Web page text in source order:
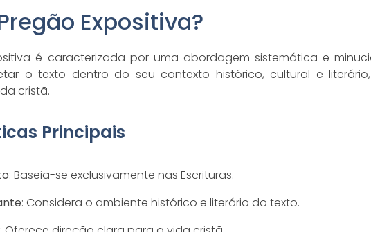
Expositiva?
é caracterizada por uma abordagem sistemática e
o texto dentro do seu contexto histórico, cultural e
cristã.
Principais
: Baseia-se exclusivamente nas Escrituras.
: Considera o ambiente histórico e literário do texto.